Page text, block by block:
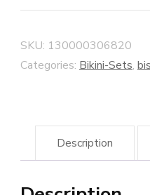
SKU: 130000306820
Categories: Bikini-Sets,
Description